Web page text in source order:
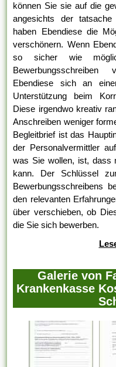
können Sie sie auf die
angesichts der
haben Ebendiese die
verschönern. Wenn
so sicher wie
Ebendiese sich an
Unterstützung beim
Diese irgendwo kreativ
Anschreiben weniger
Begleitbrief ist das
der Personalvermittler
was Sie wollen, ist, dass
kann. Der Schlüssel
Bewerbungsschreibens
den relevanten
über verschieben, ob
die Sie sich bewerben.
Galerie von
Krankenkasse